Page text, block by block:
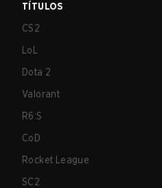
TÍTULOS
CS2
LoL
Dota 2
Valorant
R6:S
CoD
Rocket League
SC2